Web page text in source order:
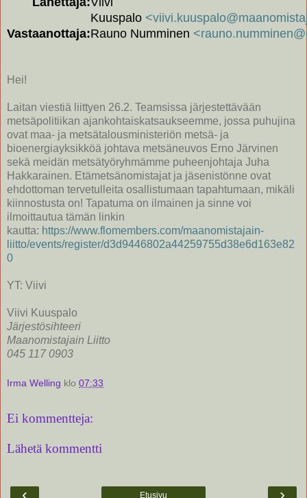
Kuuspalo
Vastaanottaja:Rauno Numminen
Hei!
Laitan viestiä liittyen 26.2. Teamsissa järjestettävään
metsäpolitiikan ajankohtaiskatsaukseemme, jossa puhujina
ovat maa- ja metsätalousministeriön metsä- ja
bioenergiayksikköä johtava metsäneuvos Erno Järvinen
sekä meidän metsätyöryhmämme puheenjohtaja Juha
Hakkarainen. Etämetsänomistajat ja jäsenistönne ovat
ehdottoman tervetulleita osallistumaan tapahtumaan, mikäli
kiinnostusta on! Tapatuma on ilmainen ja sinne voi
ilmoittautua tämän linkin
kautta: https://www.flomembers.com/maanomistajain-
liitto/events/register/d3d9446802a44259755d38e6d163e82
0
YT: Viivi
Viivi Kuuspalo
Järjestösihteeri
Maanomistajain Liitto
045 117 0903
Irma Welling klo 07:33
Ei kommentteja:
Lähetä kommentti
Etusivu